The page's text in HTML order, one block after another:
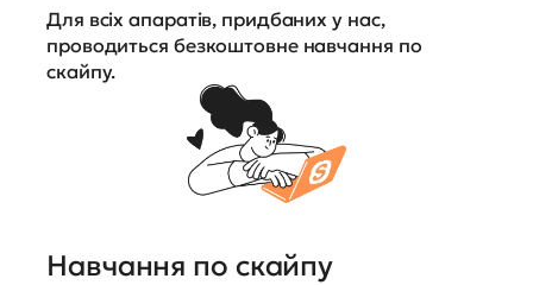
Для всіх апаратів, придбаних у нас,
проводиться безкоштовне навчання по
скайпу.
Навчання по скайпу